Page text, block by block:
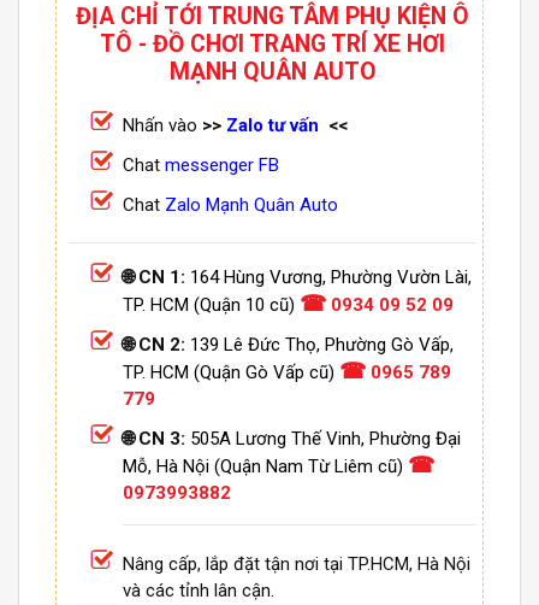
ĐỊA CHỈ TỚI TRUNG TÂM PHỤ KIỆN Ô
TÔ - ĐỒ CHƠI TRANG TRÍ XE HƠI
MẠNH QUÂN AUTO
Nhấn vào >> Zalo tư vấn <<
Chat messenger FB
Chat Zalo Mạnh Quân Auto
🌐 CN 1: 164 Hùng Vương, Phường Vườn Lài,
TP. HCM (Quận 10 cũ) ☎ 0934 09 52 09
🌐 CN 2: 139 Lê Đức Thọ, Phường Gò Vấp,
TP. HCM (Quận Gò Vấp cũ) ☎ 0965 789
779
🌐 CN 3: 505A Lương Thế Vinh, Phường Đại
Mỗ, Hà Nội (Quận Nam Từ Liêm cũ) ☎
0973993882
Nâng cấp, lắp đặt tận nơi tại TP.HCM, Hà Nội
và các tỉnh lân cận.